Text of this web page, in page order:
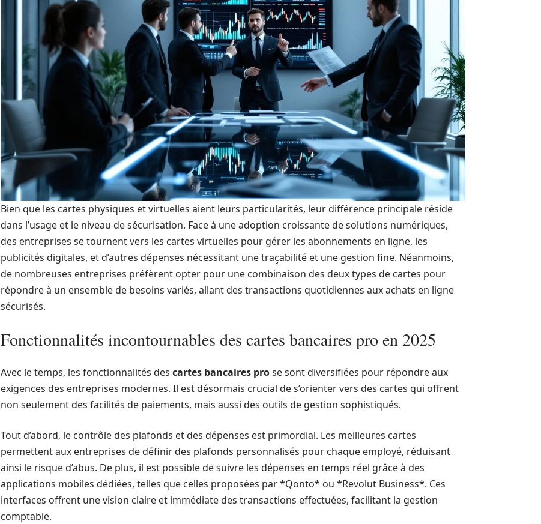
Bien que les cartes physiques et virtuelles aient leurs particularités, leur différence principale réside
dans l’usage et le niveau de sécurisation. Face à une adoption croissante de solutions numériques,
des entreprises se tournent vers les cartes virtuelles pour gérer les abonnements en ligne, les
publicités digitales, et d’autres dépenses nécessitant une traçabilité et une gestion fine. Néanmoins,
de nombreuses entreprises préfèrent opter pour une combinaison des deux types de cartes pour
répondre à un ensemble de besoins variés, allant des transactions quotidiennes aux achats en ligne
sécurisés.
Fonctionnalités incontournables des cartes bancaires pro en 2025
Avec le temps, les fonctionnalités des cartes bancaires prose sont diversifiées pour répondre aux
exigences des entreprises modernes. Il est désormais crucial de s’orienter vers des cartes qui offrent
non seulement des facilités de paiements, mais aussi des outils de gestion sophistiqués.
Tout d’abord, le contrôle des plafonds et des dépenses est primordial. Les meilleures cartes
permettent aux entreprises de définir des plafonds personnalisés pour chaque employé, réduisant
ainsi le risque d’abus. De plus, il est possible de suivre les dépenses en temps réel grâce à des
applications mobiles dédiées, telles que celles proposées par *Qonto* ou *Revolut Business*. Ces
interfaces offrent une vision claire et immédiate des transactions effectuées, facilitant la gestion
comptable.